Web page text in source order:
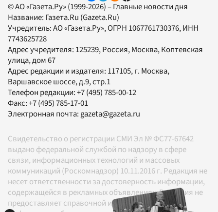
© АО «Газета.Ру» (1999-2026) – Главные новости дня
Название: Газета.Ru (Gazeta.Ru)
Учредитель:АО «Газета.Ру», ОГРН 1067761730376, ИНН
7743625728
Адрес учредителя: 125239, Россия, Москва, Коптевская
улица, дом 67
Адрес редакции и издателя: 117105, г. Москва,
Варшавское шоссе, д.9, стр.1
Телефон редакции:+7 (495) 785-00-12
Факс:+7 (495) 785-17-01
Электронная почта: gazeta@gazeta.ru
Свидетельство о регистрации СМИ Эл № ФС77-67642
выдано федеральной службой по надзору в сфере
связи, информационных технологий и массовых
коммуникаций (Роскомнадзор) 10.11.2016 г. Редакция не
несет ответственности за достоверность информации,
содержащейся в рекламных объявлениях. Редакция не
предоставляет справочной информации.